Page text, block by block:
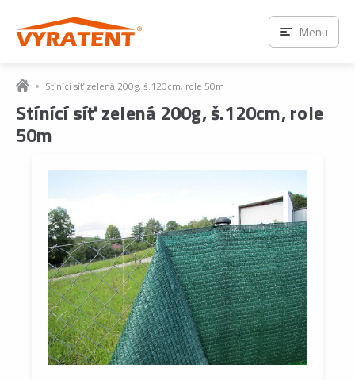
Stínící síť zelená 200g, š.120cm, role 50m
Stínící síť zelená 200g, š.120cm, role
50m
Menu